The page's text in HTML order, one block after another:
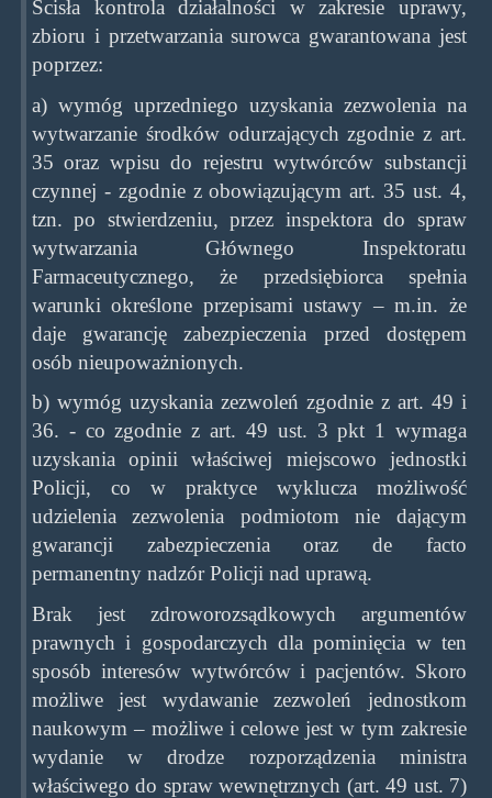
Ścisła kontrola działalności w zakresie uprawy,
zbioru i przetwarzania surowca gwarantowana jest
poprzez:
a) wymóg uprzedniego uzyskania zezwolenia na
wytwarzanie środków odurzających zgodnie z art.
35 oraz wpisu do rejestru wytwórców substancji
czynnej - zgodnie z obowiązującym art. 35 ust. 4,
tzn. po stwierdzeniu, przez inspektora do spraw
wytwarzania Głównego Inspektoratu
Farmaceutycznego, że przedsiębiorca spełnia
warunki określone przepisami ustawy – m.in. że
daje gwarancję zabezpieczenia przed dostępem
osób nieupoważnionych.
b) wymóg uzyskania zezwoleń zgodnie z art. 49 i
36. - co zgodnie z art. 49 ust. 3 pkt 1 wymaga
uzyskania opinii właściwej miejscowo jednostki
Policji, co w praktyce wyklucza możliwość
udzielenia zezwolenia podmiotom nie dającym
gwarancji zabezpieczenia oraz de facto
permanentny nadzór Policji nad uprawą.
Brak jest zdroworozsądkowych argumentów
prawnych i gospodarczych dla pominięcia w ten
sposób interesów wytwórców i pacjentów. Skoro
możliwe jest wydawanie zezwoleń jednostkom
naukowym – możliwe i celowe jest w tym zakresie
wydanie w drodze rozporządzenia ministra
właściwego do spraw wewnętrznych (art. 49 ust. 7)